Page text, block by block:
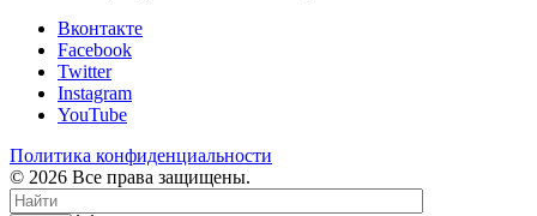
Вконтакте
Facebook
Twitter
Instagram
YouTube
Политика конфиденциальности
© 2026 Все права защищены.